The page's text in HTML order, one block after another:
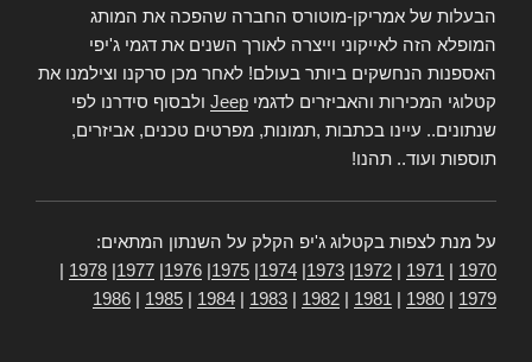
הבעלות של אמריקן-מוטורס החברה שהפכה את המותג
המופלא הזה לאייקוני וייצרה לאורך השנים את דגמי ג'יפי
האספנות הנחשקים ביותר בעולם! לאחר מכן סרקנו וצילמנו את
קטלוגי המכירות והאביזרים לדגמי Jeep ולבסוף סידרנו לפי
שנתונים.. עיינו בכתבות ,תמונות, מפרטים טכנים, אביזרים,
תוספות ועוד.. תהנו!
על מנת לצפות בקטלוג ג'יפ הקלק על השנתון המתאים:
1970
1971
1972
1973
1974
1975
1976
1977
1978
1979
1980
1981
1982
1983
1984
1985
1986